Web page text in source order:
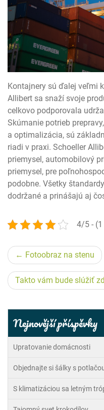
Kontajnery sú ďalej veľmi
Allibert sa snaží svoje
celkovo podporovala
Skúmanie potrieb
a optimalizácia, sú
riadi v praxi. Schoeller
priemysel, automobilový
priemysel, pre
podobne. Všetky
dodržané a prinášajú aj
4/5 -
Navigace
pro
příspěvek
Fotoobraz na stenu
Takto vám bude slúžiť
Nejnovější příspěvky
Upratovanie domácnosti
Objednajte si šálky s
S klimatizáciou sa letným